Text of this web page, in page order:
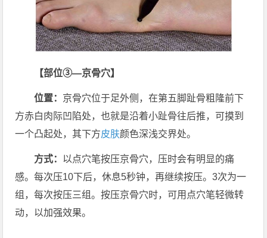
【部位③—京骨穴】
位置： 京骨穴位于足外侧，在第五脚趾骨粗隆前下
方赤白肉际凹陷处，也就是沿着小趾骨往后推，可摸到
一个凸起处，其下方皮肤颜色深浅交界处。
方式： 以点穴笔按压京骨穴，压时会有明显的痛
感。每次压10下后，休息5秒钟，再继续按压。3次为一
组，每次按压三组。按压京骨穴时，可用点穴笔轻微转
动，以加强效果。